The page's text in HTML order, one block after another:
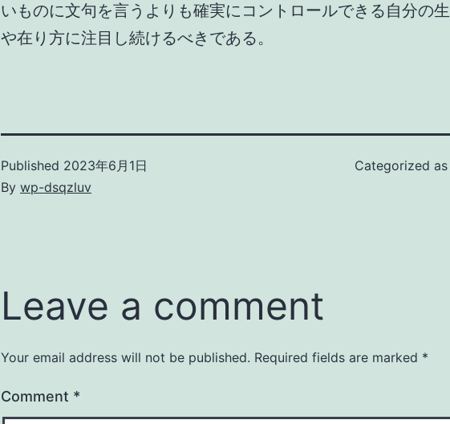
いものに文句を言うよりも確実にコントロールできる自分の
や在り方に注目し続けるべきである。
Published 2023年6月1日
By wp-dsqzluv
Categorized as
Leave a comment
Your email address will not be published. Required fields are marked *
Comment *